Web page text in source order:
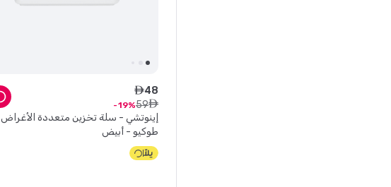
إينوتشي - سلة تخزين متعددة الأغراض
طوكيو - أبيض
ê48
ê
59
19